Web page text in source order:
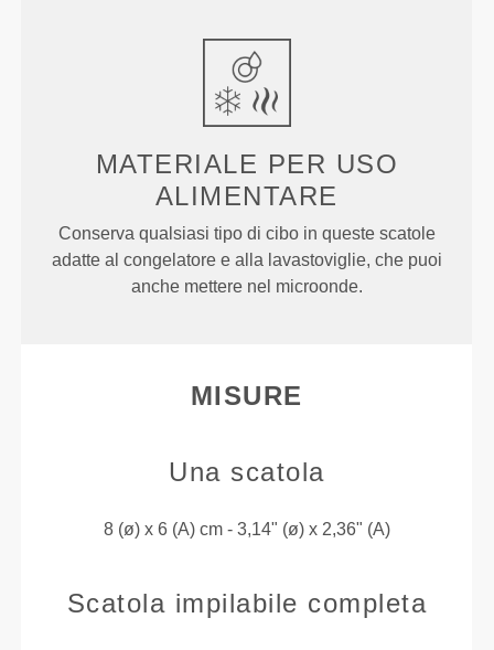
MATERIALE PER USO
ALIMENTARE
Conserva qualsiasi tipo di cibo in queste scatole
adatte al congelatore e alla lavastoviglie, che puoi
anche mettere nel microonde.
MISURE
Una scatola
8 (ø) x 6 (A) cm - 3,14" (ø) x 2,36" (A)
Scatola impilabile completa